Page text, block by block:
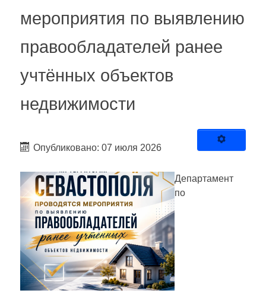
мероприятия по выявлению
правообладателей ранее
учтённых объектов
недвижимости
Опубликовано: 07 июля 2026
Департамент
по